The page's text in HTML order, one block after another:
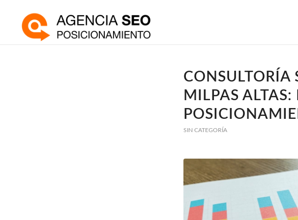
CONSULTORÍA
MILPAS
SIN CATEGORÍA